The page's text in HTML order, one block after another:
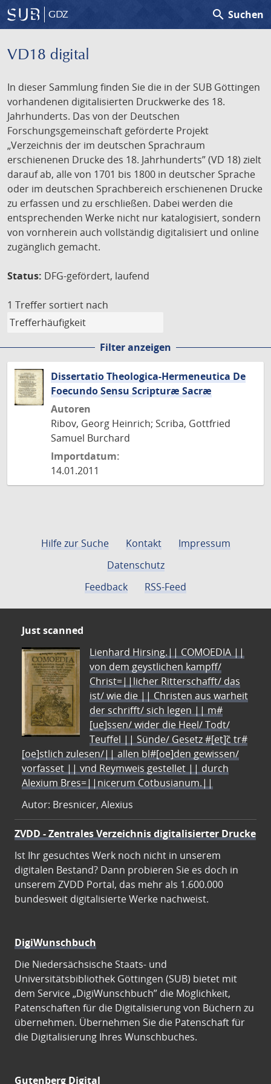
GDZ search Suchen
VD18 digital
In dieser Sammlung finden Sie die in der SUB Göttingen
vorhandenen digitalisierten Druckwerke des 18.
Jahrhunderts. Das von der Deutschen
Forschungsgemeinschaft geförderte Projekt
„Verzeichnis der im deutschen Sprachraum
erschienenen Drucke des 18. Jahrhunderts” (VD 18) zielt
darauf ab, alle von 1701 bis 1800 in deutscher Sprache
oder im deutschen Sprachbereich erschienenen Drucke
zu erfassen und zu erschließen. Dabei werden die
entsprechenden Werke nicht nur katalogisiert, sondern
von vornherein auch vollständig digitalisiert und online
zugänglich gemacht.
Status: DFG-gefördert, laufend
1 Treffer sortiert nach
Filter anzeigen
Dissertatio Theologica-Hermeneutica De
Foecundo Sensu Scripturæ Sacræ
Autoren
Ribov, Georg Heinrich; Scriba, Gottfried
Samuel Burchard
Importdatum:
14.01.2011
Hilfe zur Suche Kontakt
Impressum
Datenschutz
Feedback
RSS-Feed
Just scanned
Lienhard Hirsing.|| COMOEDIA ||
von dem geystlichen kampff/
Christ=||licher Ritterschafft/ das
ist/ wie die || Christen aus warheit
der schrifft/ sich legen || m#
[ue]ssen/ wider die Heel/ Todt/
Teuffel || Sünde/ Gesetz #[et]c̃ tr#
[oe]stlich zulesen/|| allen bl#[oe]den gewissen/
vorfasset || vnd Reymweis gestellet || durch
Alexium Bres=||nicerum Cotbusianum.||
Autor: Bresnicer, Alexius
ZVDD - Zentrales Verzeichnis digitalisierter Drucke
Ist Ihr gesuchtes Werk noch nicht in unserem
digitalen Bestand? Dann probieren Sie es doch in
unserem ZVDD Portal, das mehr als 1.600.000
bundesweit digitalisierte Werke nachweist.
DigiWunschbuch
Die Niedersächsische Staats- und
Universitätsbibliothek Göttingen (SUB) bietet mit
dem Service „DigiWunschbuch” die Möglichkeit,
Patenschaften für die Digitalisierung von Büchern zu
übernehmen. Übernehmen Sie die Patenschaft für
die Digitalisierung Ihres Wunschbuches.
Gutenberg Digital